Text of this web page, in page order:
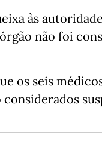
às
não foi
os seis